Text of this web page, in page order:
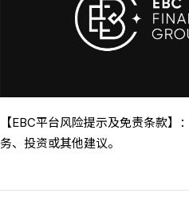
【EBC平台风险提示及免责条款
务、投资或其他建议。